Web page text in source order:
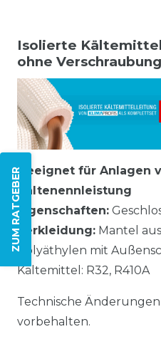
ZUM RATGEBER
Isolierte
ohne Verschraubung
Geeignet für Anlagen
Kältenennleistung
Eigenschaften:
Verkleidung: Mantel
Polyäthylen mit
Kältemittel: R32, R410A
Technische
vorbehalten.